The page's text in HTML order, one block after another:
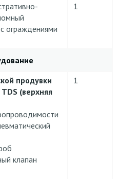
ограждениями
1
продувки
(верхняя
клапан
1